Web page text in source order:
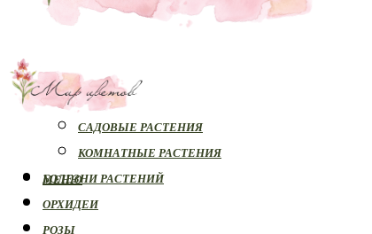
РАСТЕНИЯ
САДОВЫЕ РАСТЕНИЯ
КОМНАТНЫЕ РАСТЕНИЯ
БОЛЕЗНИ РАСТЕНИЙ
ОРХИДЕИ
РОЗЫ
МЕНЮ